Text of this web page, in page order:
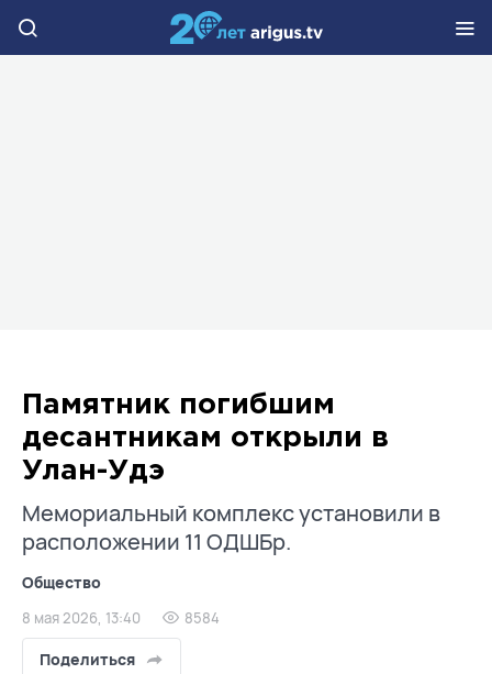
Памятник погибшим
десантникам открыли в
Улан-Удэ
Мемориальный комплекс установили в
расположении 11 ОДШБр.
Общество
8 мая 2026, 13:40 8584
Поделиться